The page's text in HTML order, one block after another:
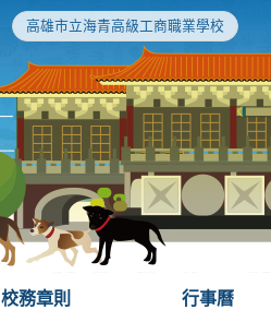
高雄市立海青高級工商職業學校
校務章則 行事曆